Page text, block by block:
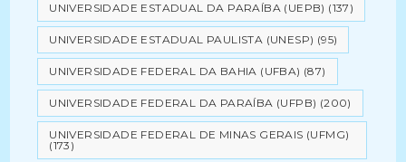
UNIVERSIDADE ESTADUAL DA PARAÍBA (UEPB) (137)
UNIVERSIDADE ESTADUAL PAULISTA (UNESP) (95)
UNIVERSIDADE FEDERAL DA BAHIA (UFBA) (87)
UNIVERSIDADE FEDERAL DA PARAÍBA (UFPB) (200)
UNIVERSIDADE FEDERAL DE MINAS GERAIS (UFMG)
(173)